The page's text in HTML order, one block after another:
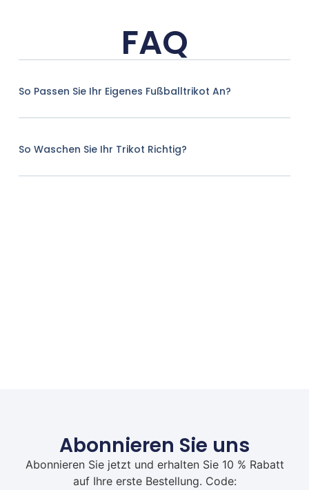
FAQ
So Passen Sie Ihr Eigenes Fußballtrikot An?
So Waschen Sie Ihr Trikot Richtig?
Abonnieren Sie uns
Abonnieren Sie jetzt und erhalten Sie 10 % Rabatt
auf Ihre erste Bestellung. Code: